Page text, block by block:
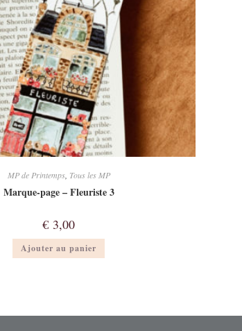
MP de Printemps, Tous les MP
Marque-page – Fleuriste 3
€ 3,00
Ajouter au panier